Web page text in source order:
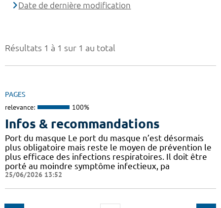
Résultats 1 à 1 sur 1 au total
PAGES
relevance: 100%
Infos & recommandations
Port du masque Le port du masque n’est désormais
plus obligatoire mais reste le moyen de prévention le
plus efficace des infections respiratoires. Il doit être
porté au moindre symptôme infectieux, pa
25/06/2026 13:52
Date de dernière modification